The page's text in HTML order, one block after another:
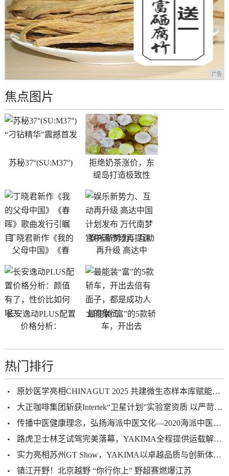
广告
焦点图片
苏秘37°(SU:M37°)
拒绝奶茶涨价，东
缇岛打造极致性
丁晓君新作《我的
父母中国》《春
娱乐新势力、互动
再升级 高达中
长安逸动PLUS配置
价格分析：
最能装“富”的5款轿
车，开出去
热门排行
原妙医学亮相CHINAGUT 2025 共建微生态样本库赋能健康产业升级
大正咖啡集团斩获Intertek“卫星计划”实验室资质 以严苛品控赋能全球化发展
传播中医健康理念，弘扬海派中医文化—2020海派中医砥砺前行
路虎卫士林芝试驾完美落幕，YAKIMA全程提供运载解决方案及技术
实力亮相苏州GT Show，YAKIMA以卓越品质与创新体验打造户外生活新范式
镇江开野！北京越野 “你行你上” 野超赛燃爆江苏